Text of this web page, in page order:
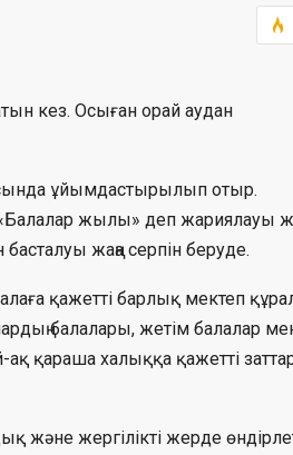
кез. Осыған орай аудан
ұйымдастырылып отыр.
жылы» деп жариялауы
жаңа серпін беруде.
қажетті барлық мектеп
балалары, жетім балалар
қараша халыққа қажетті
және жергілікті жерде